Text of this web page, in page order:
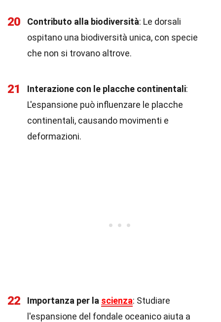
20 Contributo alla biodiversità: Le dorsali
ospitano una biodiversità unica, con specie
che non si trovano altrove.
21 Interazione con le placche continentali:
L'espansione può influenzare le placche
continentali, causando movimenti e
deformazioni.
22 Importanza per la scienza: Studiare
l'espansione del fondale oceanico aiuta a